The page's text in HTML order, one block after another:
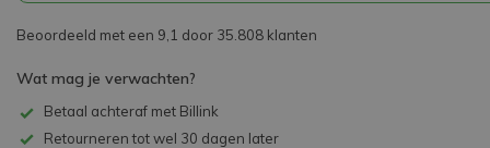
Beoordeeld met een 9,1 door 35.808 klanten
Wat mag je verwachten?
Betaal achteraf met Billink
Retourneren tot wel 30 dagen later